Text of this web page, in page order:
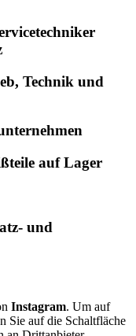
Technik und
auf Lager
und
Instagram. Um auf
Sie auf die Schaltfläche